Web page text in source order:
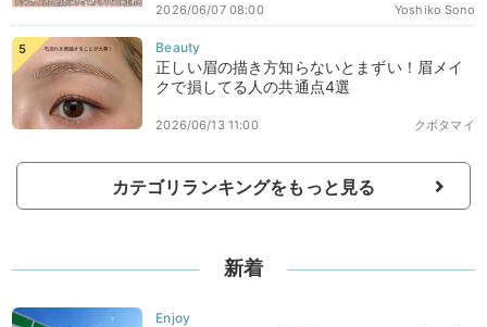
Yoshiko Sono
2026/06/07 08:00
正しい眉の描き方知らないとまずい！眉メイ
クで損してる人の共通点4選
クボタマイ
2026/06/13 11:00
カテゴリランキングをもっと見る
新着